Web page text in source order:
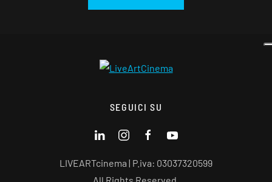
SEGUICI SU
LIVEARTcinema | P.iva: 03037320599
All Rights Reserved.